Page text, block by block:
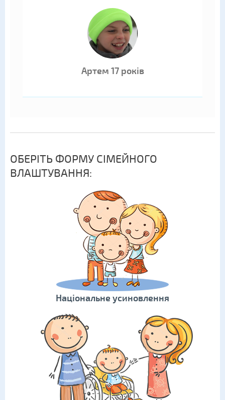
Артем 17 років
ОБЕРІТЬ ФОРМУ СІМЕЙНОГО
ВЛАШТУВАННЯ:
Національне усиновлення